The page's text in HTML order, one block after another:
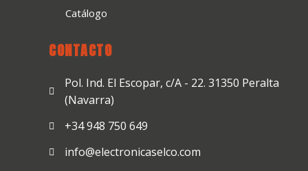
Catálogo
CONTACTO
Pol. Ind. El Escopar, c/A - 22. 31350 Peralta
(Navarra)
+34 948 750 649
info@electronicaselco.com